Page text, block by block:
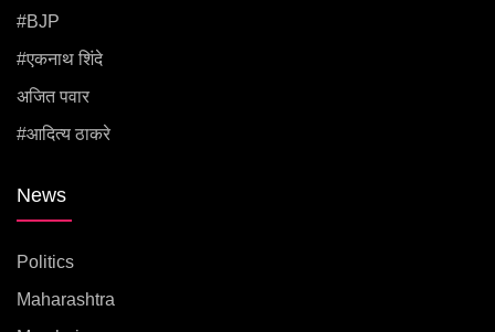
#BJP
#एकनाथ शिंदे
अजित पवार
#आदित्य ठाकरे
News
Politics
Maharashtra